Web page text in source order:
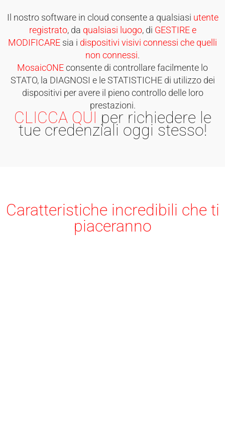
Il nostro software in cloud consente a qualsiasi utente
registrato, da qualsiasi luogo, di GESTIRE e
MODIFICARE sia i dispositivi visivi connessi che quelli
non connessi.
MosaicONEconsente di controllare facilmente lo
STATO, la DIAGNOSI e le STATISTICHE di utilizzo dei
dispositivi per avere il pieno controllo delle loro
prestazioni.
CLICCA QUI per richiedere le
tue credenziali oggi stesso!
Caratteristiche incredibili che ti
piaceranno